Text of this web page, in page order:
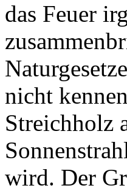
das Feuer
nicht
Streichholz
wird. Der